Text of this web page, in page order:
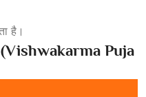
है।
Puja